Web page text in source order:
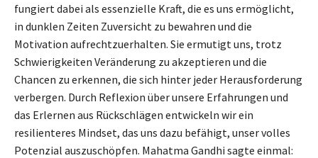
fungiert dabei als essenzielle Kraft, die es uns ermöglicht,
in dunklen Zeiten Zuversicht zu bewahren und die
Motivation aufrechtzuerhalten. Sie ermutigt uns, trotz
Schwierigkeiten Veränderung zu akzeptieren und die
Chancen zu erkennen, die sich hinter jeder Herausforderung
verbergen. Durch Reflexion über unsere Erfahrungen und
das Erlernen aus Rückschlägen entwickeln wir ein
resilienteres Mindset, das uns dazu befähigt, unser volles
Potenzial auszuschöpfen. Mahatma Gandhi sagte einmal: